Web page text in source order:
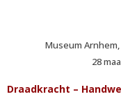
Museum
28
Draadkracht –